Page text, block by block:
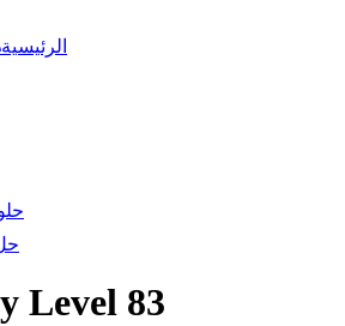
الرئيسية
Level 83